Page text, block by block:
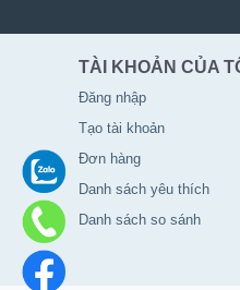
TÀI KHOẢN CỦA
Đăng nhập
Tạo tài khoản
Đơn hàng
Danh sách yêu thích
Danh sách so sánh